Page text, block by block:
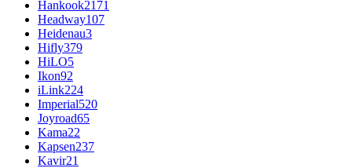
Hankook2171
Headway107
Heidenau3
Hifly379
HiLO5
Ikon92
iLink224
Imperial520
Joyroad65
Kama22
Kapsen237
Kavir21